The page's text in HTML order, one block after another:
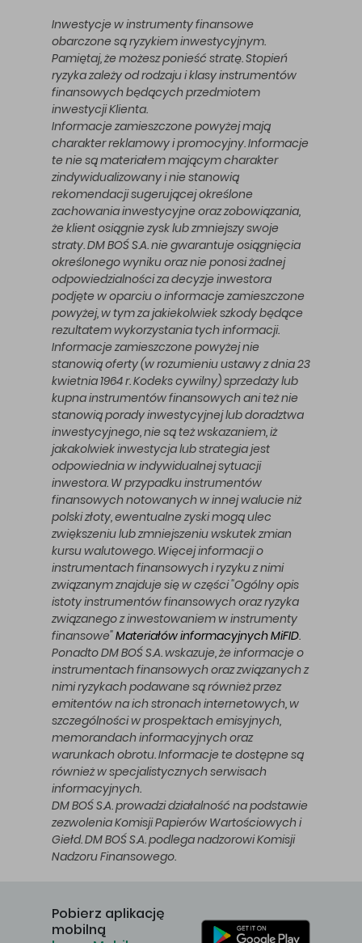
Inwestycje w instrumenty finansowe
obarczone są ryzykiem inwestycyjnym.
Pamiętaj, że możesz ponieść stratę. Stopień
ryzyka zależy od rodzaju i klasy instrumentów
finansowych będących przedmiotem
inwestycji Klienta.
Informacje zamieszczone powyżej mają
charakter reklamowy i promocyjny. Informacje
te nie są materiałem mającym charakter
zindywidualizowany i nie stanowią
rekomendacji sugerującej określone
zachowania inwestycyjne oraz zobowiązania,
że klient osiągnie zysk lub zmniejszy swoje
straty. DM BOŚ S.A. nie gwarantuje osiągnięcia
określonego wyniku oraz nie ponosi żadnej
odpowiedzialności za decyzje inwestora
podjęte w oparciu o informacje zamieszczone
powyżej, w tym za jakiekolwiek szkody będące
rezultatem wykorzystania tych informacji.
Informacje zamieszczone powyżej nie
stanowią oferty (w rozumieniu ustawy z dnia 23
kwietnia 1964 r. Kodeks cywilny) sprzedaży lub
kupna instrumentów finansowych ani też nie
stanowią porady inwestycyjnej lub doradztwa
inwestycyjnego, nie są też wskazaniem, iż
jakakolwiek inwestycja lub strategia jest
odpowiednia w indywidualnej sytuacji
inwestora. W przypadku instrumentów
finansowych notowanych w innej walucie niż
polski złoty, ewentualne zyski mogą ulec
zwiększeniu lub zmniejszeniu wskutek zmian
kursu walutowego. Więcej informacji o
instrumentach finansowych i ryzyku z nimi
związanym znajduje się w części "Ogólny opis
istoty instrumentów finansowych oraz ryzyka
związanego z inwestowaniem w instrumenty
finansowe"Materiałów informacyjnych MiFID.
Ponadto DM BOŚ S.A. wskazuje, że informacje o
instrumentach finansowych oraz związanych z
nimi ryzykach podawane są również przez
emitentów na ich stronach internetowych, w
szczególności w prospektach emisyjnych,
memorandach informacyjnych oraz
warunkach obrotu. Informacje te dostępne są
również w specjalistycznych serwisach
informacyjnych.
DM BOŚ S.A. prowadzi działalność na podstawie
zezwolenia Komisji Papierów Wartościowych i
Giełd. DM BOŚ S.A. podlega nadzorowi Komisji
Nadzoru Finansowego.
Pobierz aplikację
mobilną